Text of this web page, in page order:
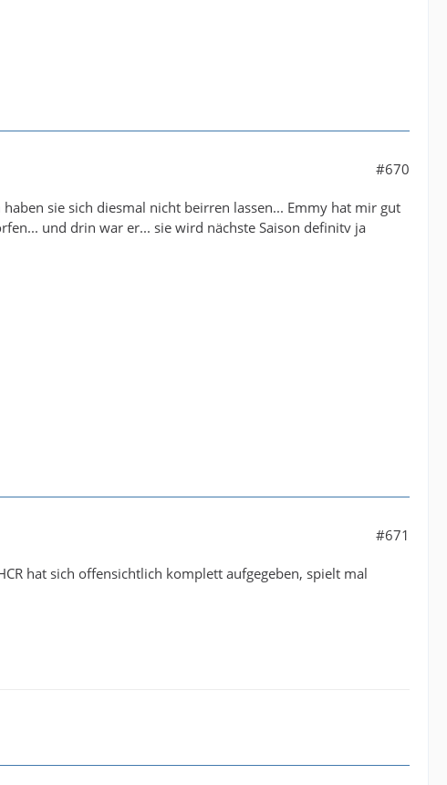
#670
sie sich diesmal nicht beirren lassen... Emmy hat mir gut
und drin war er... sie wird nächste Saison definitv ja
#671
hat sich offensichtlich komplett aufgegeben, spielt mal